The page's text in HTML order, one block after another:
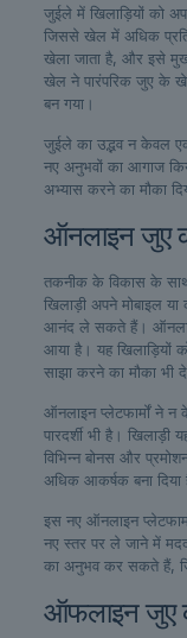
जुईले में खिलाड़ियों को
जिससे खेल में अधिक
खेला जाता है, और इसे
खेल ने पारंपरिक जुए के
बन गया।
जुईले का उद्भव न केवल
नए अनुभवों का आगाज
अभ्यास करने का मौका
ऑनलाइन जुए
तकनीक के विकास के
खिलाड़ी अपने मोबाइल
आनंद ले सकते हैं।
आया है। यह
साझा करने का मौका भी
ऑनलाइन प्लेटफार्मों ने
पारदर्शी भी है।
विभिन्न बोनस और
अधिक आकर्षक बना
इस नए ऑनलाइन
नए स्तर पर ले जाने में
का अनुभव कर सकते हैं,
ऑफलाइन जुए